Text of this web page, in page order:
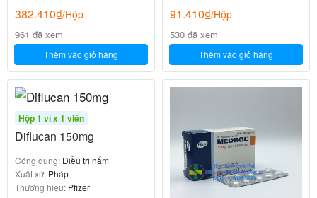
382.410₫/Hộp
961 đã xem
Thêm vào giỏ hàng
91.410₫/Hộp
530 đã xem
Thêm vào giỏ hàng
Hộp 1 vỉ x 1 viên
Diflucan 150mg
Công dụng:Điều trị nấm
Xuất xứ: Pháp
Thương hiệu: Pfizer